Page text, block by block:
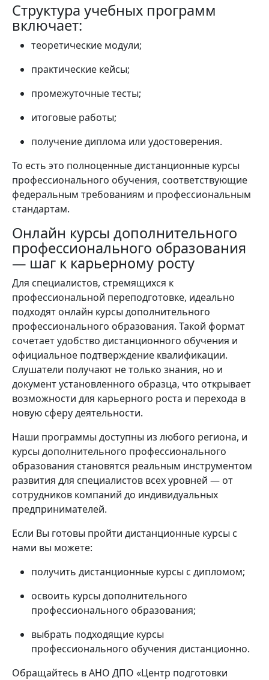
Структура учебных программ
включает:
теоретические модули;
практические кейсы;
промежуточные тесты;
итоговые работы;
получение диплома или удостоверения.
То есть это полноценные дистанционные курсы
профессионального обучения, соответствующие
федеральным требованиям и профессиональным
стандартам.
Онлайн курсы дополнительного
профессионального образования
— шаг к карьерному росту
Для специалистов, стремящихся к
профессиональной переподготовке, идеально
подходят онлайн курсы дополнительного
профессионального образования. Такой формат
сочетает удобство дистанционного обучения и
официальное подтверждение квалификации.
Слушатели получают не только знания, но и
документ установленного образца, что открывает
возможности для карьерного роста и перехода в
новую сферу деятельности.
Наши программы доступны из любого региона, и
курсы дополнительного профессионального
образования становятся реальным инструментом
развития для специалистов всех уровней — от
сотрудников компаний до индивидуальных
предпринимателей.
Если Вы готовы пройти дистанционные курсы с
нами вы можете:
получить дистанционные курсы с дипломом;
освоить курсы дополнительного
профессионального образования;
выбрать подходящие курсы
профессионального обучения дистанционно.
Обращайтесь в АНО ДПО «Центр подготовки